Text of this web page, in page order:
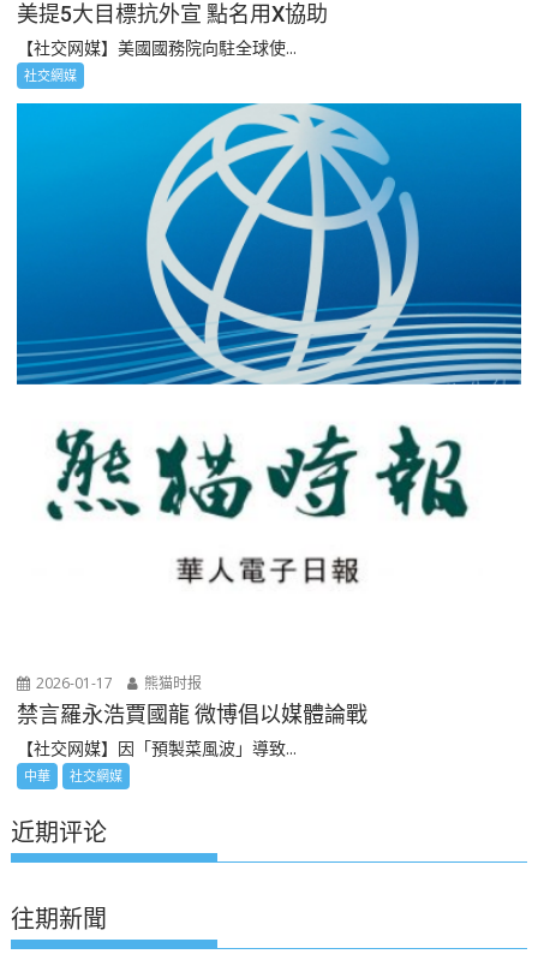
美提5大目標抗外宣 點名用X協助
【社交网媒】美國國務院向駐全球使...
社交網媒
2026-01-17 熊猫时报
禁言羅永浩賈國龍 微博倡以媒體論戰
【社交网媒】因「預製菜風波」導致...
中華 社交網媒
近期评论
往期新聞